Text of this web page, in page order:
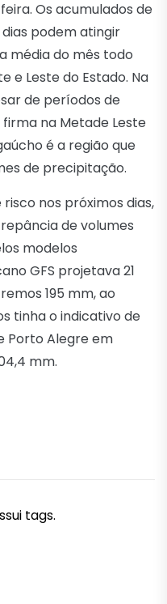
Os acumulados de
podem atingir
média do mês todo
e Leste do Estado. Na
de períodos de
na Metade Leste
é a região que
de precipitação.
nos próximos dias,
de volumes
modelos
GFS projetava 21
195 mm, ao
tinha o indicativo de
Porto Alegre em
mm.
tags.